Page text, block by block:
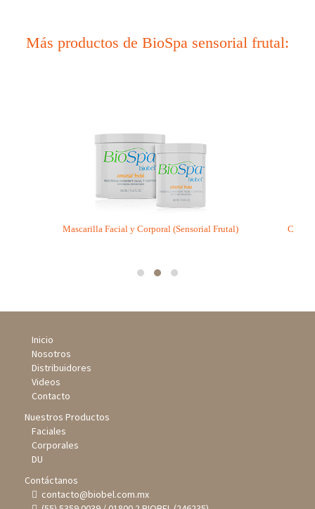
Más productos de BioSpa sensorial frutal:
Mascarilla Facial y Corporal (Sensorial Frutal)
Inicio
Nosotros
Distribuidores
Videos
Contacto
Nuestros Productos
Faciales
Corporales
DU
Contáctanos
contacto@biobel.com.mx